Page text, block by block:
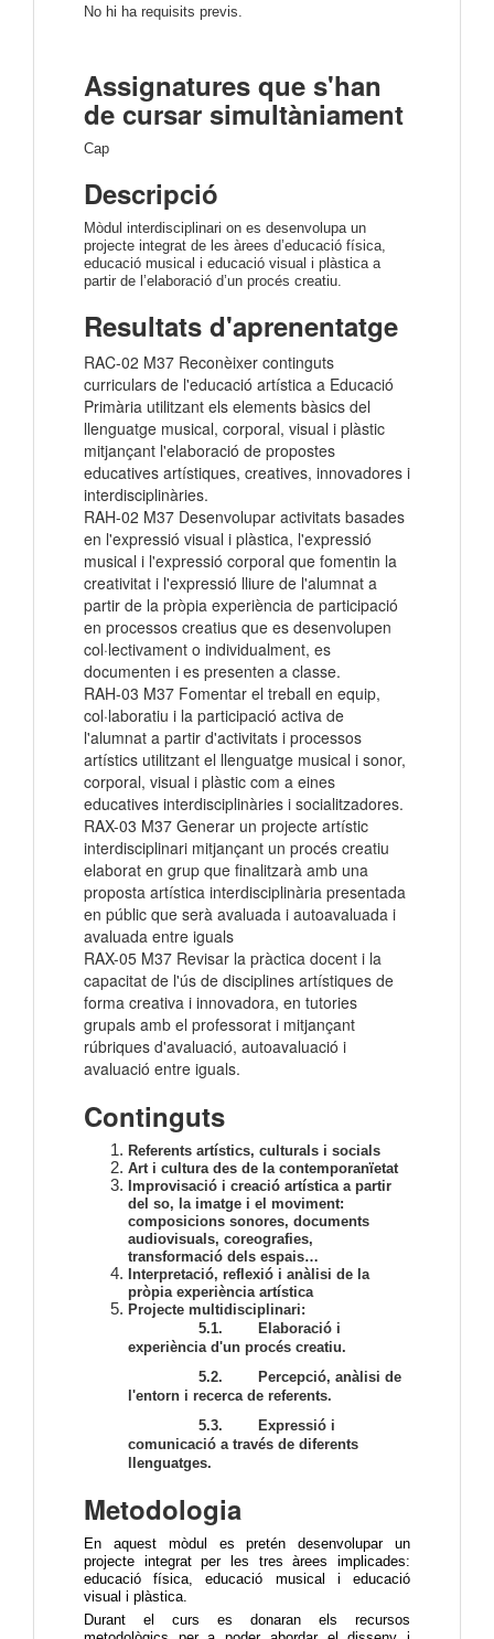
No hi ha requisits previs.
Assignatures que s'han
de cursar simultàniament
Cap
Descripció
Mòdul interdisciplinari on es desenvolupa un
projecte integrat de les àrees d’educació física,
educació musical i educació visual i plàstica a
partir de l’elaboració d’un procés creatiu.
Resultats d'aprenentatge
RAC-02 M37 Reconèixer continguts
curriculars de l'educació artística a Educació
Primària utilitzant els elements bàsics del
llenguatge musical, corporal, visual i plàstic
mitjançant l'elaboració de propostes
educatives artístiques, creatives, innovadores i
interdisciplinàries.
RAH-02 M37 Desenvolupar activitats basades
en l'expressió visual i plàstica, l'expressió
musical i l'expressió corporal que fomentin la
creativitat i l'expressió lliure de l'alumnat a
partir de la pròpia experiència de participació
en processos creatius que es desenvolupen
col·lectivament o individualment, es
documenten i es presenten a classe.
RAH-03 M37 Fomentar el treball en equip,
col·laboratiu i la participació activa de
l'alumnat a partir d'activitats i processos
artístics utilitzant el llenguatge musical i sonor,
corporal, visual i plàstic com a eines
educatives interdisciplinàries i socialitzadores.
RAX-03 M37 Generar un projecte artístic
interdisciplinari mitjançant un procés creatiu
elaborat en grup que finalitzarà amb una
proposta artística interdisciplinària presentada
en públic que serà avaluada i autoavaluada i
avaluada entre iguals
RAX-05 M37 Revisar la pràctica docent i la
capacitat de l'ús de disciplines artístiques de
forma creativa i innovadora, en tutories
grupals amb el professorat i mitjançant
rúbriques d'avaluació, autoavaluació i
avaluació entre iguals.
Continguts
Referents artístics, culturals i socials
Art i cultura des de la contemporanïetat
Improvisació i creació artística a partir
del so, la imatge i el moviment:
composicions sonores, documents
audiovisuals, coreografies,
transformació dels espais…
Interpretació, reflexió i anàlisi de la
pròpia experiència artística
Projecte multidisciplinari:
5.1. Elaboració i
experiència d'un procés creatiu.
5.2. Percepció, anàlisi de
l'entorn i recerca de referents.
5.3. Expressió i
comunicació a través de diferents
llenguatges.
Metodologia
En aquest mòdul es pretén desenvolupar un
projecte integrat per les tres àrees implicades:
educació física, educació musical i educació
visual i plàstica.
Durant el curs es donaran els recursos